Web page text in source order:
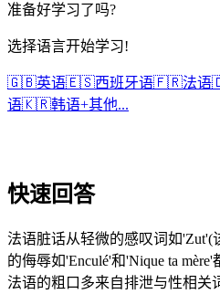
准备好学习了吗?
选择语言开始学习!
🇬🇧英语🇪🇸西班牙语🇫🇷法语
语🇰🇷韩语+其他...
快速回答
法语脏话从轻微的感叹词如'Zut'(
的侮辱如'Enculé'和'Nique ta
法语的粗口多来自排泄与性相关